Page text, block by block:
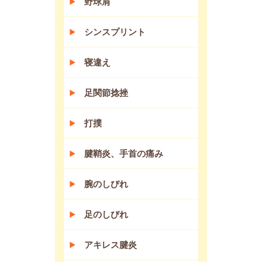
シンスプリント
寝違え
足関節捻挫
打撲
腱鞘炎、手首の痛み
腕のしびれ
足のしびれ
アキレス腱炎